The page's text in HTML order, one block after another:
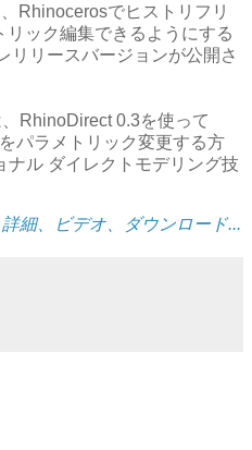
Rhinocerosでヒストリフリ
ック編集できるようにする
リリースバージョンが公開さ
RhinoDirect 0.3を使って
パラメトリック変更する方
ル ダイレクトモデリング技
詳細、ビデオ、ダウンロード...